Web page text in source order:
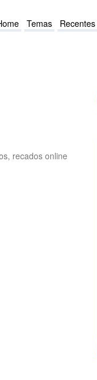
Temas Recentes
recados online